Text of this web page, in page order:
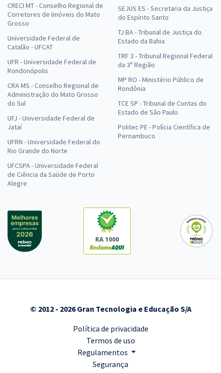
CRECI MT - Conselho Regional de
Corretores de Imóveis do Mato
Grosso
Universidade Federal de
Catalão - UFCAT
UFR - Universidade Federal de
Rondonópolis
CRA MS - Conselho Regional de
Administração do Mato Grosso
do Sul
UFJ - Universidade Federal de
Jataí
UFRN - Universidade Federal do
Rio Grande do Norte
UFCSPA - Universidade Federal
de Ciência da Saúde de Porto
Alegre
SEJUS ES - Secretaria da Justiça
do Espírito Santo
TJ BA - Tribunal de Justiça do
Estado da Bahia
TRF 3 - Tribunal Regional Federal
da 3ª Região
MP RO - Ministério Público de
Rondônia
TCE SP - Tribunal de Contas do
Estado de São Paulo
Politec PE - Polícia Científica de
Pernambuco
RA 1000
© 2012 - 2026 Gran Tecnologia e Educação S/A
Política de privacidade
Termos de uso
Regulamentos
Segurança